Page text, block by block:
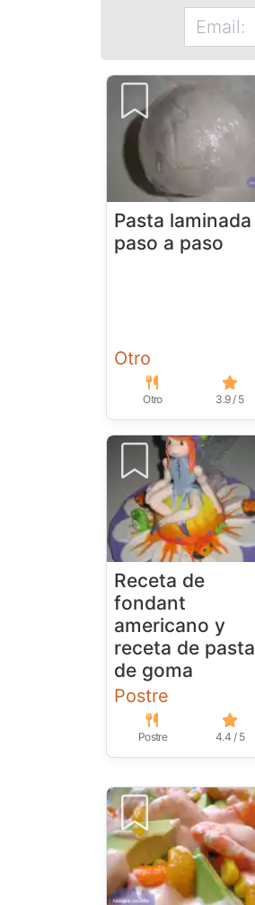
Pasta laminada
paso a paso
Otro
Otro 3.9 / 5
Receta de
fondant
americano y
receta de pasta
de goma
Postre
Postre 4.4 / 5